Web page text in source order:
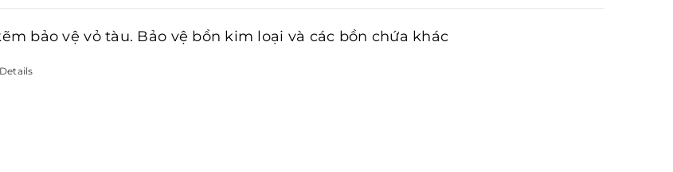
bảo vệ vỏ tàu. Bảo vệ bồn kim loại và các bồn chứa khác
Details